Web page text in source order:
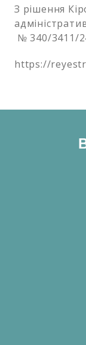
З рішення
№ 340/3411/
https://